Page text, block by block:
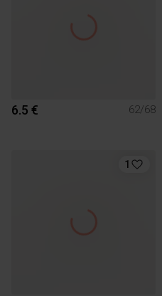
6.5 € 62/68
1